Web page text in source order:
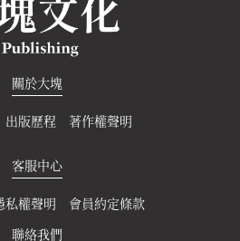
關於大塊
出版歷程 著作權聲明
客服中心
私權聲明
會員約定條款
聯絡我們